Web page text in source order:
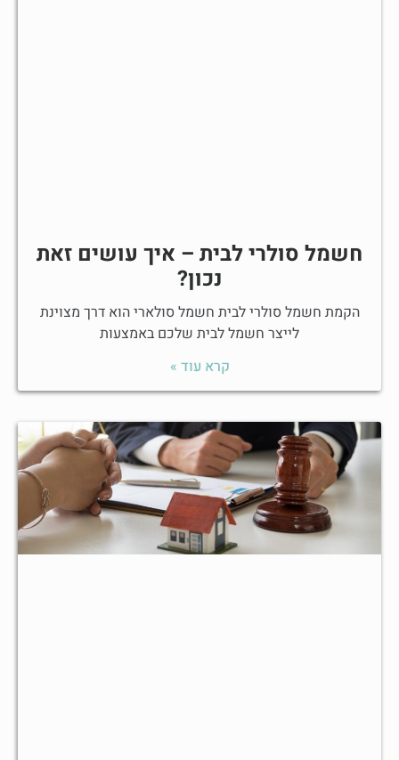
חשמל סולרי לבית – איך עושים זאת
נכון?
הקמת חשמל סולרי לבית חשמל סולארי הוא דרך מצוינת
לייצר חשמל לבית שלכם באמצעות
קרא עוד »